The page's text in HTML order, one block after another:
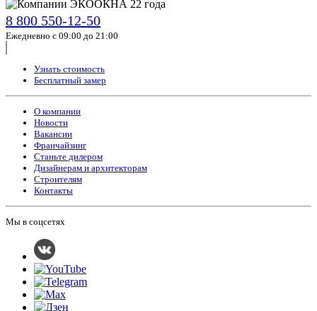
8 800 550-12-50
Ежедневно с 09:00 до 21:00
Узнать стоимость
Бесплатный замер
О компании
Новости
Вакансии
Франчайзинг
Станьте дилером
Дизайнерам и архитекторам
Строителям
Контакты
Мы в соцсетях